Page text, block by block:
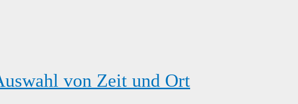
von Zeit und Ort